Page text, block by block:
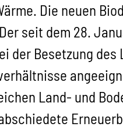
Die neuen
seit dem 28.
der Besetzung
Land- und